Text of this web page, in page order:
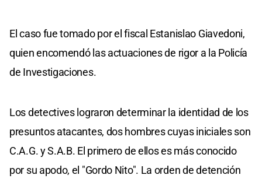
El caso fue tomado por el fiscal Estanislao Giavedoni,
quien encomendó las actuaciones de rigor a la Policía
de Investigaciones.
Los detectives lograron determinar la identidad de los
presuntos atacantes, dos hombres cuyas iniciales son
C.A.G. y S.A.B. El primero de ellos es más conocido
por su apodo, el "Gordo Nito". La orden de detención